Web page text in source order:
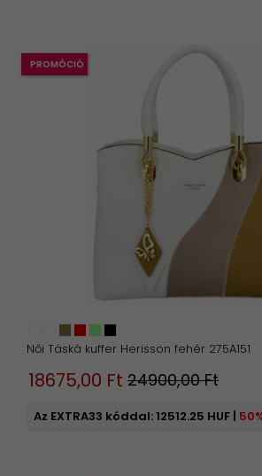
Női Táská kuffer Herisson fehér 275A151
PROMÓCIÓ
18675,00 Ft 24900,00 Ft
Az EXTRA33 kóddal:12512.25 HUF